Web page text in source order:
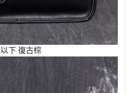
以下 復古棕